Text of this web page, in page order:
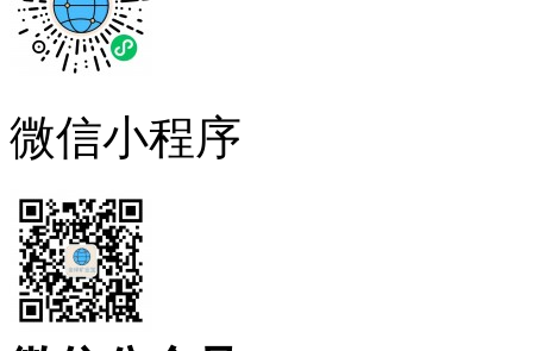
微信小程序